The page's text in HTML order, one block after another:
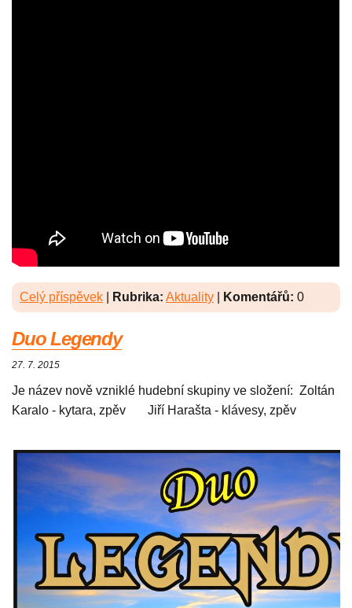
Celý příspěvek Rubrika: Aktuality Komentářů: 0
Duo Legendy
27. 7. 2015
Je název nově vzniklé hudební skupiny ve složení: Zoltán
Karalo - kytara, zpěv Jiří Harašta - klávesy, zpěv